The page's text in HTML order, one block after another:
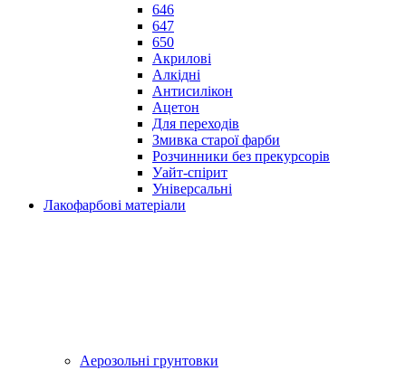
646
647
650
Акрилові
Алкідні
Антисилікон
Ацетон
Для переходів
Змивка старої фарби
Розчинники без прекурсорів
Уайт-спірит
Універсальні
Лакофарбові матеріали
Аерозольні грунтовки